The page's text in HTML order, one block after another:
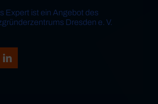
Expert ist ein Angebot des
Dresden e. V.